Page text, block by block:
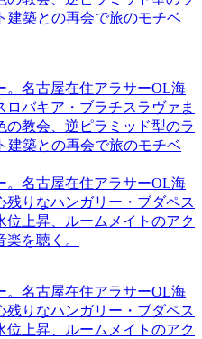
建築との再会で旅のモチベ
。名古屋在住アラサーOL海
バキア・ブラチスラヴァま
教会、逆ピラミッド型のラ
建築との再会で旅のモチベ
。名古屋在住アラサーOL海
残りなハンガリー・ブダペス
位上昇、ルームメイトのアク
を聴く。
。名古屋在住アラサーOL海
残りなハンガリー・ブダペス
位上昇、ルームメイトのアク